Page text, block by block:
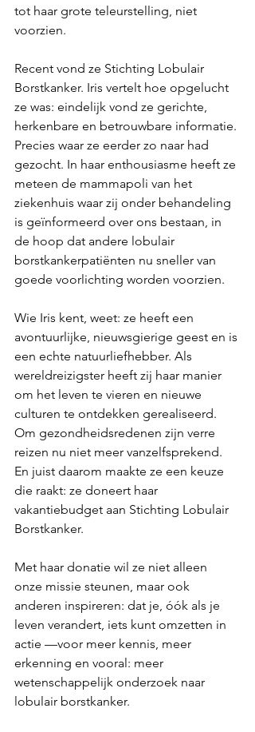
tot haar grote teleurstelling, niet
voorzien.
Recent vond ze Stichting Lobulair
Borstkanker. Iris vertelt hoe opgelucht
ze was: eindelijk vond ze gerichte,
herkenbare en betrouwbare informatie.
Precies waar ze eerder zo naar had
gezocht. In haar enthousiasme heeft ze
meteen de mammapoli van het
ziekenhuis waar zij onder behandeling
is geïnformeerd over ons bestaan, in
de hoop dat andere lobulair
borstkankerpatiënten nu sneller van
goede voorlichting worden voorzien.
Wie Iris kent, weet: ze heeft een
avontuurlijke, nieuwsgierige geest en is
een echte natuurliefhebber. Als
wereldreizigster heeft zij haar manier
om het leven te vieren en nieuwe
culturen te ontdekken gerealiseerd.
Om gezondheidsredenen zijn verre
reizen nu niet meer vanzelfsprekend.
En juist daarom maakte ze een keuze
die raakt: ze doneert haar
vakantiebudget aan Stichting Lobulair
Borstkanker.
Met haar donatie wil ze niet alleen
onze missie steunen, maar ook
anderen inspireren: dat je, óók als je
leven verandert, iets kunt omzetten in
actie —voor meer kennis, meer
erkenning en vooral: meer
wetenschappelijk onderzoek naar
lobulair borstkanker.